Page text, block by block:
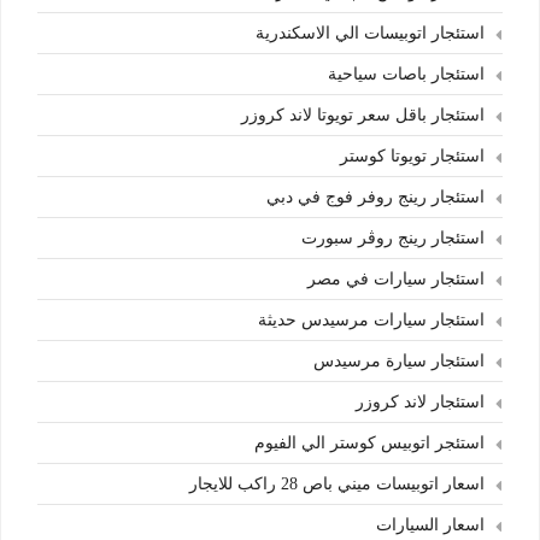
استئجار اتوبيسات الي الاسكندرية
استئجار باصات سياحية
استئجار باقل سعر تويوتا لاند كروزر
استئجار تويوتا كوستر
استئجار رينج روفر فوج في دبي
استئجار رينج روڤر سبورت
استئجار سيارات في مصر
استئجار سيارات مرسيدس حديثة
استئجار سيارة مرسيدس
استئجار لاند كروزر
استئجر اتوبيس كوستر الي الفيوم
اسعار اتوبيسات ميني باص 28 راكب للايجار
اسعار السيارات